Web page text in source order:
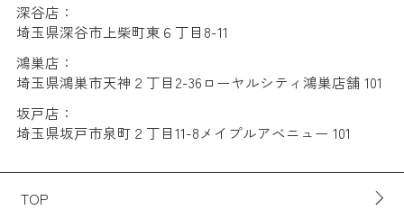
深谷店：
埼玉県深谷市上柴町東６丁目8-11
鴻巣店：
埼玉県鴻巣市天神２丁目2-36ローヤルシティ鴻巣店舗 101
坂戸店：
埼玉県坂戸市泉町２丁目11-8メイプルアベニュー 101
TOP